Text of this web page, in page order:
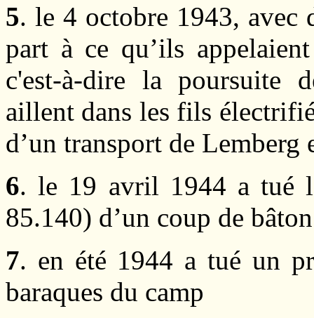
5. le 4 octobre 1943, avec
part à ce qu’ils
c'est-à-dire la poursuite
aillent dans les fils
d’un transport de Lemberg
6. le 19 avril 1944 a tué
85.140) d’un coup de bâton
7. en été 1944 a tué un
baraques du camp